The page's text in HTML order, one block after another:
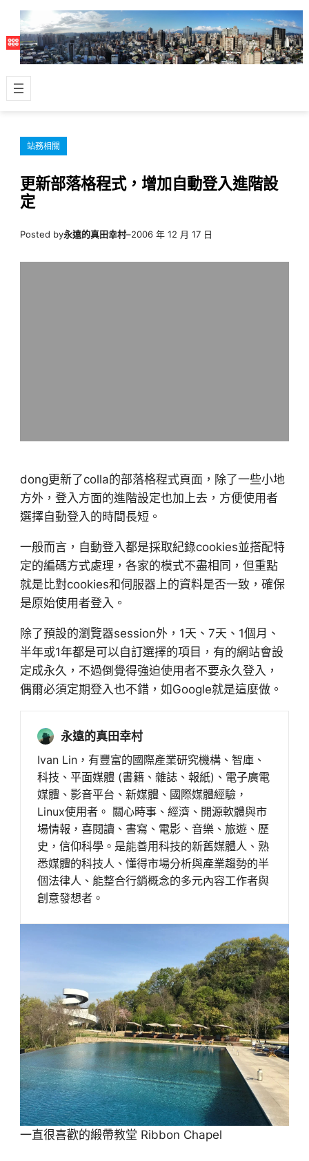
主
容
站務相關
更新部落格程式，增加自動登入進階設
定
Posted by永遠的真田幸村–2006 年 12 月 17 日
dong更新了colla的部落格程式頁面，除了一些小地
方外，登入方面的進階設定也加上去，方便使用者
選擇自動登入的時間長短。
一般而言，自動登入都是採取紀錄cookies並搭配特
定的編碼方式處理，各家的模式不盡相同，但重點
就是比對cookies和伺服器上的資料是否一致，確保
是原始使用者登入。
除了預設的瀏覽器session外，1天、7天、1個月、
半年或1年都是可以自訂選擇的項目，有的網站會設
定成永久，不過倒覺得強迫使用者不要永久登入，
偶爾必須定期登入也不錯，如Google就是這麼做。
永遠的真田幸村
Ivan Lin，有豐富的國際產業研究機構、智庫、
科技、平面媒體 (書籍、雜誌、報紙)、電子廣電
媒體、影音平台、新媒體、國際媒體經驗，
Linux使用者。 關心時事、經濟、開源軟體與市
場情報，喜閱讀、書寫、電影、音樂、旅遊、歷
史，信仰科學。是能善用科技的新舊媒體人、熟
悉媒體的科技人、懂得市場分析與產業趨勢的半
個法律人、能整合行銷概念的多元內容工作者與
創意發想者。
一直很喜歡的緞帶教堂 Ribbon Chapel